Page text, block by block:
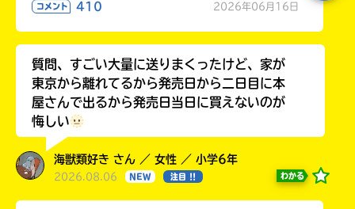
コメント 410 2026年06月16日
質問、すごい大量に送りまくったけど、家が
東京から離れてるから発売日から二日目に本
屋さんで出るから発売日当日に買えないのが
悔しい
海獣類好き さん ／ 女性 ／ 小学6年
2026.08.06 NEW 注目 !! わかる